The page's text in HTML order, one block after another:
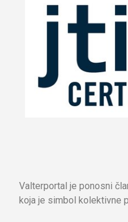
Valterportal je ponosni
koja je simbol kolektivne